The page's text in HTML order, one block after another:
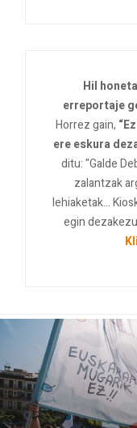
Hil
erreportaje
Horrez gain,
ere eskura
ditu: "Galde
zalantzak
lehiaketak...
egin